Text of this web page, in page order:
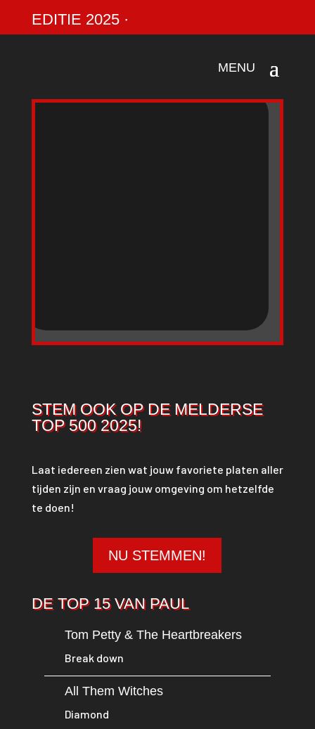
EDITIE 2025 ·
STEM OOK OP DE MELDERSE
TOP 500 2025!
Laat iedereen zien wat jouw favoriete platen aller
tijden zijn en vraag jouw omgeving om hetzelfde
te doen!
NU STEMMEN!
DE TOP 15 VAN PAUL
Tom Petty & The Heartbreakers
Break down
All Them Witches
Diamond